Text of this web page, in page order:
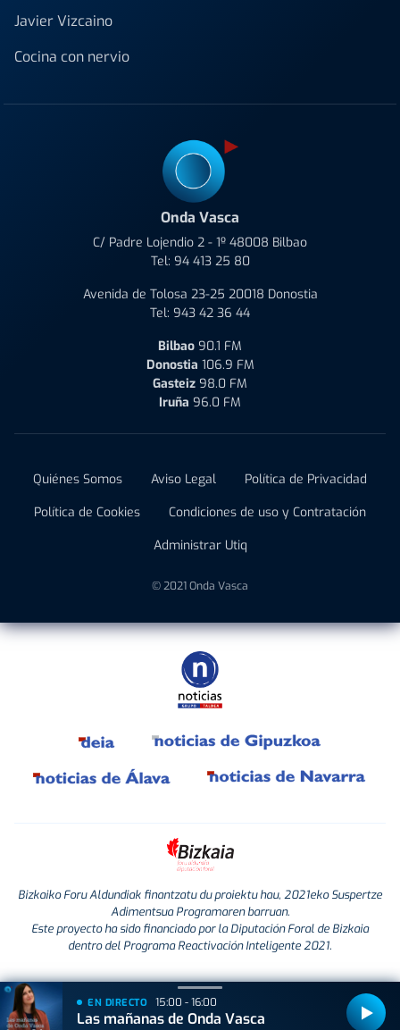
Javier Vizcaino
Cocina con nervio
Onda Vasca
C/ Padre Lojendio 2 - 1º 48008 Bilbao
Tel: 94 413 25 80
Avenida de Tolosa 23-25 20018 Donostia
Tel: 943 42 36 44
Bilbao 90.1 FM
Donostia 106.9 FM
Gasteiz 98.0 FM
Iruña 96.0 FM
Quiénes Somos Aviso Legal
Política de Privacidad
Política de Cookies
Condiciones de uso y Contratación
Administrar Utiq
© 2021 Onda Vasca
Bizkaiko Foru Aldundiak finantzatu du proiektu hau, 2021eko Suspertze
Adimentsua Programaren barruan.
Este proyecto ha sido financiado por la Diputación Foral de Bizkaia
dentro del Programa Reactivación Inteligente 2021.
EN DIRECTO 15:00 - 16:00
Las mañanas de Onda Vasca